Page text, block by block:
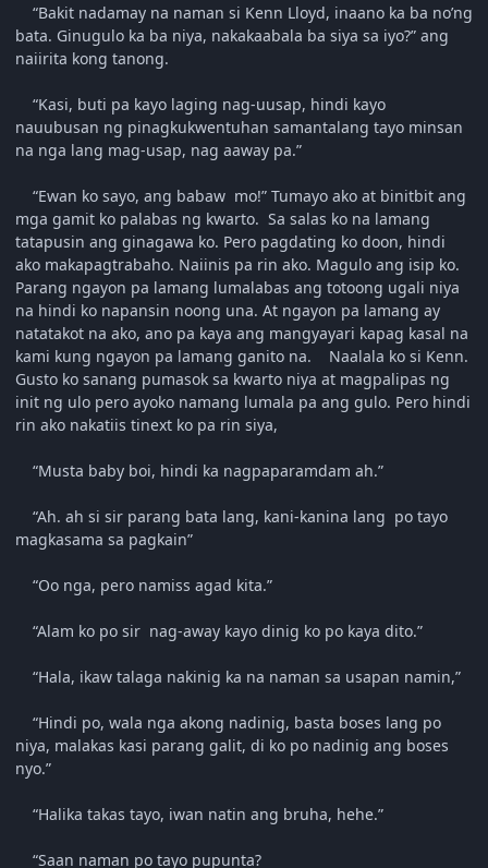
“Bakit nadamay na naman si Kenn Lloyd, inaano ka ba no’ng
bata. Ginugulo ka ba niya, nakakaabala ba siya sa iyo?” ang
naiirita kong tanong.
“Kasi, buti pa kayo laging nag-uusap, hindi kayo
nauubusan ng pinagkukwentuhan samantalang tayo minsan
na nga lang mag-usap, nag aaway pa.”
“Ewan ko sayo, ang babaw mo!” Tumayo ako at binitbit ang
mga gamit ko palabas ng kwarto. Sa salas ko na lamang
tatapusin ang ginagawa ko. Pero pagdating ko doon, hindi
ako makapagtrabaho. Naiinis pa rin ako. Magulo ang isip ko.
Parang ngayon pa lamang lumalabas ang totoong ugali niya
na hindi ko napansin noong una. At ngayon pa lamang ay
natatakot na ako, ano pa kaya ang mangyayari kapag kasal na
kami kung ngayon pa lamang ganito na. Naalala ko si Kenn.
Gusto ko sanang pumasok sa kwarto niya at magpalipas ng
init ng ulo pero ayoko namang lumala pa ang gulo. Pero hindi
rin ako nakatiis tinext ko pa rin siya,
“Musta baby boi, hindi ka nagpaparamdam ah.”
“Ah. ah si sir parang bata lang, kani-kanina lang po tayo
magkasama sa pagkain”
“Oo nga, pero namiss agad kita.”
“Alam ko po sir nag-away kayo dinig ko po kaya dito.”
“Hala, ikaw talaga nakinig ka na naman sa usapan namin,”
“Hindi po, wala nga akong nadinig, basta boses lang po
niya, malakas kasi parang galit, di ko po nadinig ang boses
nyo.”
“Halika takas tayo, iwan natin ang bruha, hehe.”
“Saan naman po tayo pupunta?